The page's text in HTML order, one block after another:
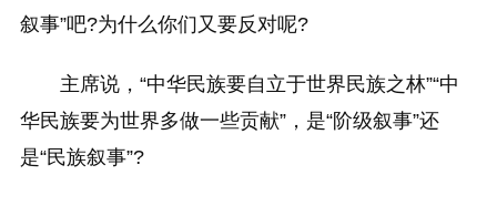
叙事”吧?为什么你们又要反对呢?
主席说，“中华民族要自立于世界民族之林”“中
华民族要为世界多做一些贡献”，是“阶级叙事”还
是“民族叙事”?